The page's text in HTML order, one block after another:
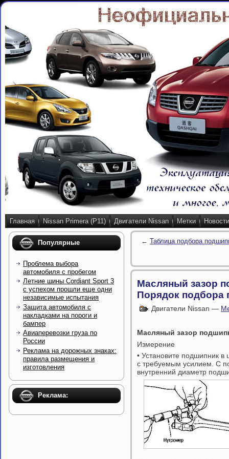
Главная Nissan Primera (P11) Двигатели Nissan Метки Новости
Популярные
Проблема выбора
автомобиля с пробегом
Летние шины Cordiant Sport 3
с успехом прошли еще одни
независимые испытания
Защита автомобиля с
накладками на пороги и
бампер
Авиаперевозки груза по
России
Реклама на дорожных знаках:
правила размещения и
изготовления
Реклама:
← Таблица подбора
Масляный зазор
Порядок подбора
Двигатели Nissan —
Масляный зазор
Измерение
• Установите подшипник в
с требуемым усилием. С
внутренний диаметр